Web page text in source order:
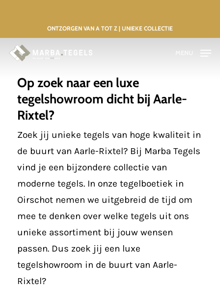
main
content
ONTZORGEN VAN A TOT Z | UNIEKE COLLECTIE
Op zoek naar een luxe
tegelshowroom dicht bij Aarle-
Rixtel?
Zoek jij unieke tegels van hoge kwaliteit in
de buurt van Aarle-Rixtel? Bij Marba Tegels
vind je een bijzondere collectie van
moderne tegels. In onze tegelboetiek in
Oirschot nemen we uitgebreid de tijd om
mee te denken over welke tegels uit ons
unieke assortiment bij jouw wensen
passen. Dus zoek jij een luxe
tegelshowroom in de buurt van Aarle-
Rixtel?